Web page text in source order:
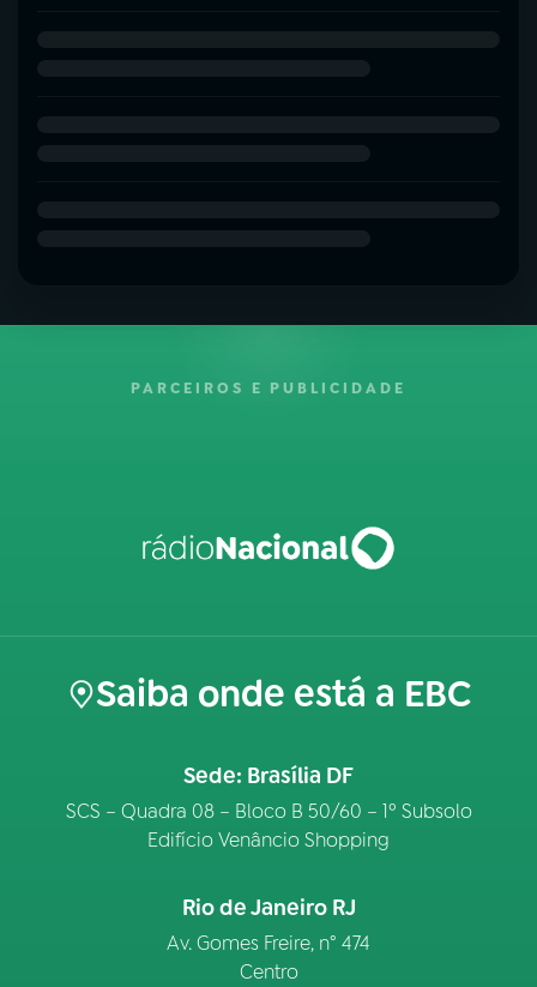
PARCEIROS E PUBLICIDADE
Saiba onde está a EBC
Sede: Brasília DF
SCS – Quadra 08 – Bloco B 50/60 – 1º Subsolo
Edifício Venâncio Shopping
Rio de Janeiro RJ
Av. Gomes Freire, n° 474
Centro